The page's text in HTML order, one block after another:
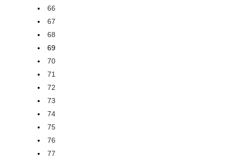
66
67
68
69
70
71
72
73
74
75
76
77